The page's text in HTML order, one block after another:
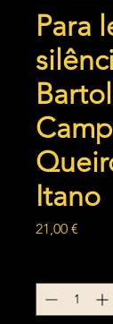
Para
Itano
21,00 €